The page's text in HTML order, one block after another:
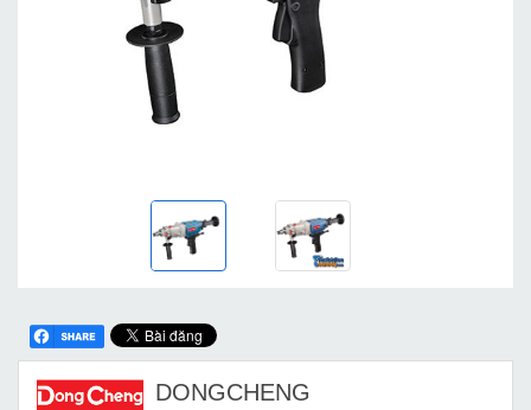
DONGCHENG